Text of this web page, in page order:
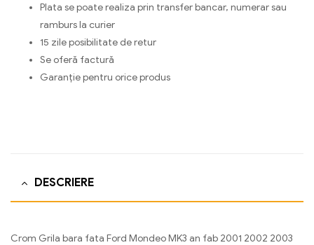
Plata se poate realiza prin transfer bancar, numerar sau
ramburs la curier
15 zile posibilitate de retur
Se oferă factură
Garanție pentru orice produs
DESCRIERE
Crom Grila bara fata Ford Mondeo MK3 an fab 2001 2002 2003